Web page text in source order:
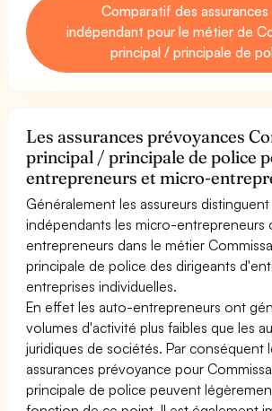
Comparatif des
indépendant pour le métier de
principal / principale de
Les assurances prévoyances
principal / principale de police
entrepreneurs et micro-
Généralement les assureurs distinguent
indépendants les micro-entrepreneurs
entrepreneurs dans le métier
principale de police des dirigeants
entreprises individuelles.
En effet les auto-entrepreneurs ont
volumes d'activité plus faibles que les
juridiques de sociétés. Par conséquent
assurances prévoyance pour
principale de police peuvent